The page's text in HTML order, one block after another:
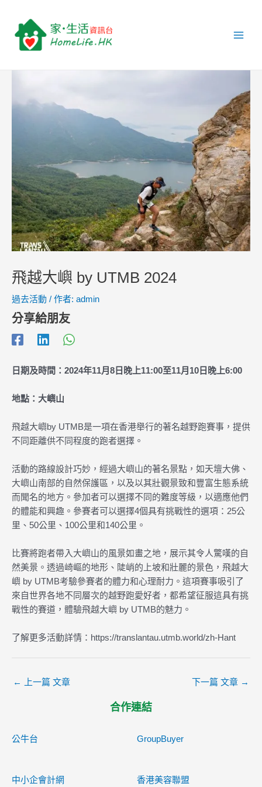
飛越大嶼 by UTMB 2024
過去活動 / 作者: admin
分享給朋友
日期及時間：2024年11月8日晚上11:00至11月10日晚上6:00
地點：大嶼山
飛越大嶼by UTMB是一項在香港舉行的著名越野跑賽事，提供
不同距離供不同程度的跑者選擇。
活動的路線設計巧妙，經過大嶼山的著名景點，如天壇大佛、
大嶼山南部的自然保護區，以及以其壯觀景致和豐富生態系統
而聞名的地方。參加者可以選擇不同的難度等級，以適應他們
的體能和興趣。參賽者可以選擇4個具有挑戰性的選項：25公
里、50公里、100公里和140公里。
比賽將跑者帶入大嶼山的風景如畫之地，展示其令人驚嘆的自
然美景。透過崎嶇的地形、陡峭的上坡和壯麗的景色，飛越大
嶼 by UTMB考驗參賽者的體力和心理耐力。這項賽事吸引了
來自世界各地不同層次的越野跑愛好者，都希望征服這具有挑
戰性的賽道，體驗飛越大嶼 by UTMB的魅力。
了解更多活動詳情：https://translantau.utmb.world/zh-Hant
navigation
← 上一篇 文章 下一篇 文章 →
合作連結
公牛台 GroupBuyer
中小企會計網 香港美容聯盟